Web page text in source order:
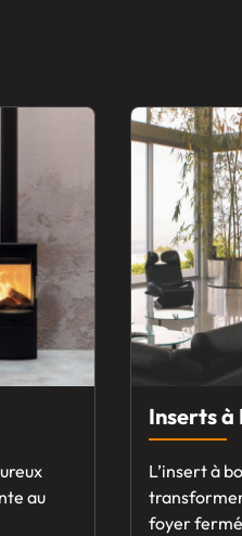
au
Inserts à
L’insert à
foyer fermé